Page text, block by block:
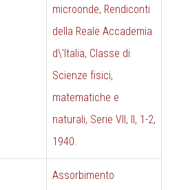
microonde, Rendiconti
della Reale Accademia
d\'Italia, Classe di
Scienze fisici,
matematiche e
naturali, Serie VII, II, 1-2,
1940.
Assorbimento